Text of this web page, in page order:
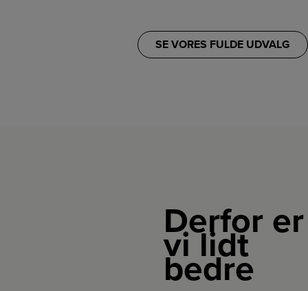
SE VORES FULDE UDVALG
Derfor er
vi lidt
bedre